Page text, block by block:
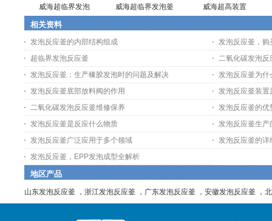
威海超临界发泡 威海超临界发泡釜 威海超高装置
相关资料
发泡反应釜的内部结构组成
发泡反应釜，购
超临界发泡反应釜
二氧化碳发泡反
发泡反应釜：生产橡胶发泡时的问题及解决
发泡反应釜为什
发泡反应釜底部放料阀的作用
发泡反应釜装置
二氧化碳发泡反应釜维修保养
发泡反应釜的优
发泡反应釜是反应什么物质
发泡反应釜生产
发泡反应釜广泛应用于多个领域
发泡反应釜的详
发泡反应釜，EPP发泡成型全解析
地区产品
山东发泡反应釜 ， 浙江发泡反应釜 ， 广东发泡反应釜 ， 安徽发泡反应釜 ，